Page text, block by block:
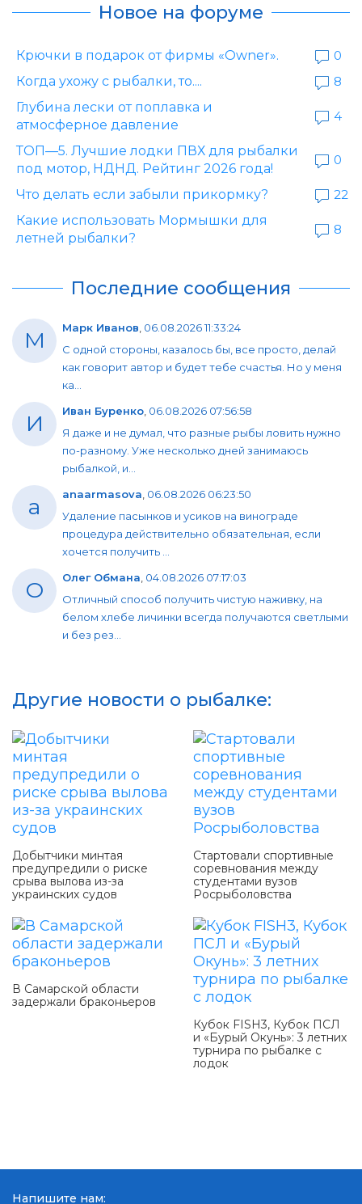
Новое на форуме
Крючки в подарок от фирмы «Owner».
0
Когда ухожу с рыбалки, то....
8
Глубина лески от поплавка и
атмосферное давление
4
ТОП—5. Лучшие лодки ПВХ для рыбалки
под мотор, НДНД. Рейтинг 2026 года!
0
Что делать если забыли прикормку?
22
Какие использовать Мормышки для
летней рыбалки?
8
Последние сообщения
М Марк Иванов 06.08.2026 11:33:24
С одной стороны, казалось бы, все просто, делай
как говорит автор и будет тебе счастья. Но у меня
ка...
И Иван Буренко 06.08.2026 07:56:58
Я даже и не думал, что разные рыбы ловить нужно
по-разному. Уже несколько дней занимаюсь
рыбалкой, и...
a anaarmasova 06.08.2026 06:23:50
Удаление пасынков и усиков на винограде
процедура действительно обязательная, если
хочется получить ...
О Олег Обмана 04.08.2026 07:17:03
Отличный способ получить чистую наживку, на
белом хлебе личинки всегда получаются светлыми
и без рез...
Другие новости о рыбалке:
Добытчики минтая
предупредили о риске
срыва вылова из-за
украинских судов
Стартовали спортивные
соревнования между
студентами вузов
Росрыболовства
В Самарской области
задержали браконьеров
Кубок FISH3, Кубок ПСЛ
и «Бурый Окунь»: 3 летних
турнира по рыбалке с
лодок
Напишите нам: